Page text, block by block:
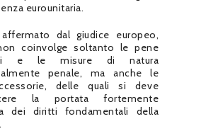
eurounitaria.
dal giudice europeo,
coinvolge soltanto le pene
e le misure di natura
penale, ma anche le
delle quali si deve
la portata fortemente
dei diritti fondamentali della